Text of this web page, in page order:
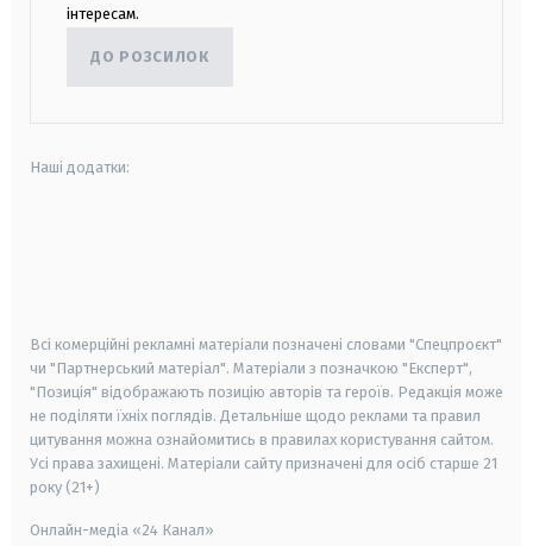
інтересам.
ДО РОЗСИЛОК
Наші додатки:
Всі комерційні рекламні матеріали позначені словами "Спецпроєкт"
чи "Партнерський матеріал". Матеріали з позначкою "Експерт",
"Позиція" відображають позицію авторів та героїв. Редакція може
не поділяти їхніх поглядів. Детальніше щодо реклами та правил
цитування можна ознайомитись в правилах користування сайтом.
Усі права захищені. Матеріали сайту призначені для осіб старше 21
року (21+)
Онлайн-медіа «24 Канал»